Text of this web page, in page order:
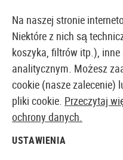
EUROPEJSKI
Strona główna
Na naszej stronie
Niektóre z nich są
koszyka, filtrów itp.),
analitycznym. Możesz
cookie (nasze zalecenie)
pliki cookie. Przeczytaj
ochrony danych.
USTAWIENIA